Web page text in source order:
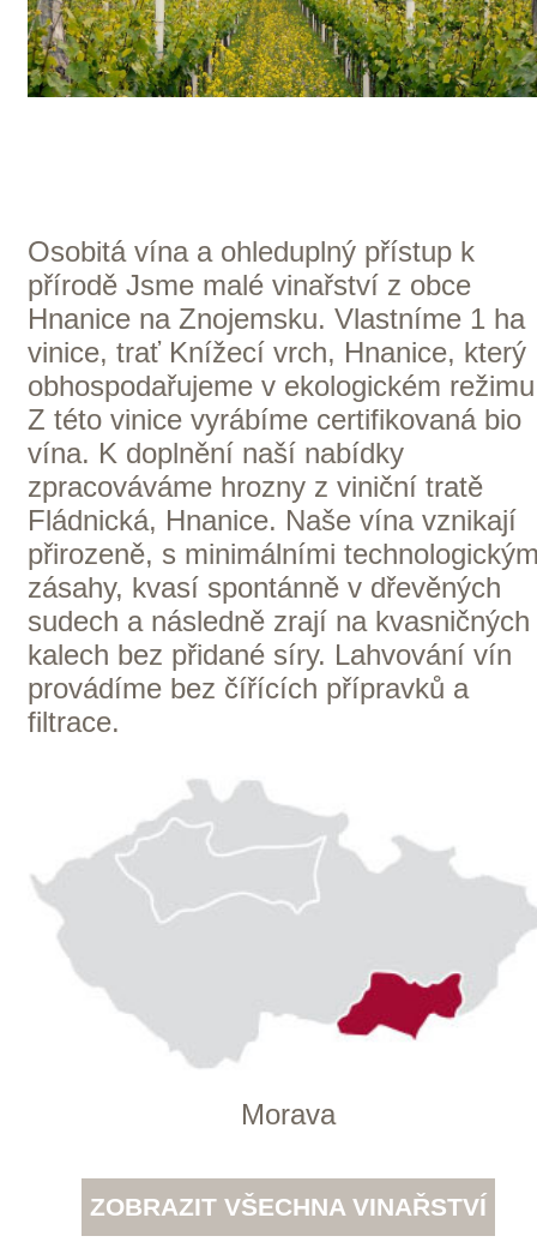
Vinařství v naší nabídce
Naši zákazníci
E-shop
Zpracování osobních údajů
Dodací a platební podmínky
Reklamační podmínky
Kontakty
Kde nás najdete
Winestore s.r.o.
OC Kunratice, Dobronická 504
148 00 Praha 4
po–pá od 11 do 19 hodin
+ 420 777 ­164
652
info@winestore.cz
Prodej alkoholických nápojů je povolen
pouze osobám starším 18 let.
Le Panier, s.r.o. © 2017
Tento web využívá k analýze návštěvnosti
soubory cookie a službu Google Analytics.
Používáním tohoto webu s tím souhlasíte
více informací